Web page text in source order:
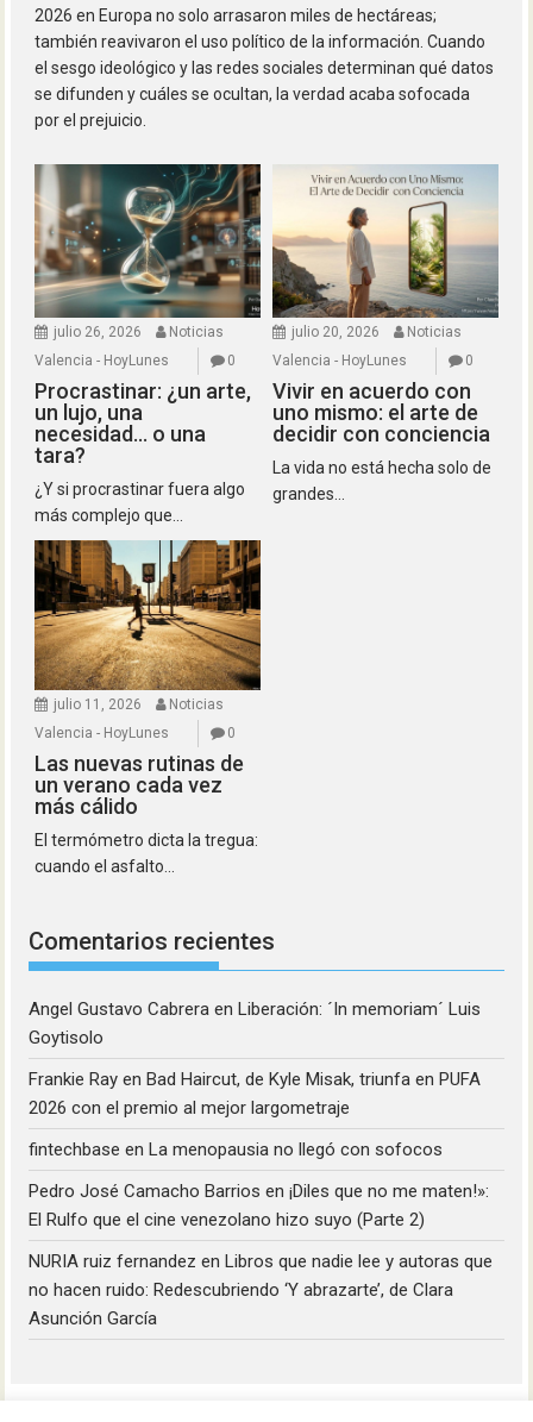
2026 en Europa no solo arrasaron miles de hectáreas;
también reavivaron el uso político de la información. Cuando
el sesgo ideológico y las redes sociales determinan qué datos
se difunden y cuáles se ocultan, la verdad acaba sofocada
por el prejuicio.
julio 26, 2026
Noticias
Valencia - HoyLunes
0
Procrastinar: ¿un arte,
un lujo, una
necesidad… o una
tara?
¿Y si procrastinar fuera algo
más complejo que...
julio 20, 2026
Noticias
Valencia - HoyLunes
0
Vivir en acuerdo con
uno mismo: el arte de
decidir con conciencia
La vida no está hecha solo de
grandes...
julio 11, 2026
Noticias
Valencia - HoyLunes
0
Las nuevas rutinas de
un verano cada vez
más cálido
El termómetro dicta la tregua:
cuando el asfalto...
Comentarios recientes
Angel Gustavo Cabrera enLiberación: ´In memoriam´ Luis
Goytisolo
Frankie Ray enBad Haircut, de Kyle Misak, triunfa en PUFA
2026 con el premio al mejor largometraje
fintechbase enLa menopausia no llegó con sofocos
Pedro José Camacho Barrios en¡Diles que no me maten!»:
El Rulfo que el cine venezolano hizo suyo (Parte 2)
NURIA ruiz fernandez enLibros que nadie lee y autoras que
no hacen ruido: Redescubriendo ‘Y abrazarte’, de Clara
Asunción García